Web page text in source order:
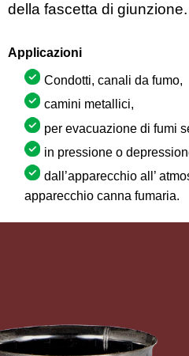
della fascetta di giunzione.
Applicazioni
Condotti, canali da fumo,
camini metallici,
per evacuazione di fumi
in pressione o
dall’apparecchio all’
apparecchio canna fumaria.